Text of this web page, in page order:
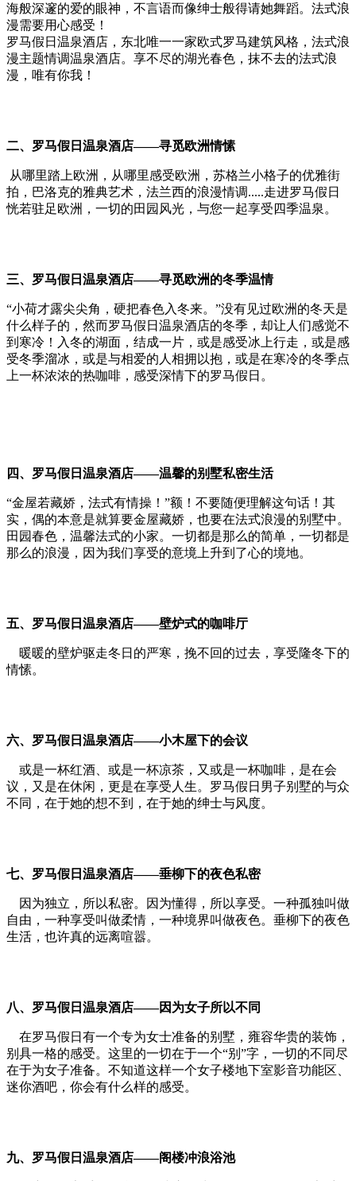
海般深邃的爱的眼神，不言语而像绅士般得请她舞蹈。法式浪
漫需要用心感受！
罗马假日温泉酒店，东北唯一一家欧式罗马建筑风格，法式浪
漫主题情调温泉酒店。享不尽的湖光春色，抹不去的法式浪
漫，唯有你我！
二、 罗马假日温泉酒店——寻觅欧洲情愫
从哪里踏上欧洲，从哪里感受欧洲，苏格兰小格子的优雅街
拍，巴洛克的雅典艺术，法兰西的浪漫情调.....走进罗马假日
恍若驻足欧洲，一切的田园风光，与您一起享受四季温泉。
三、 罗马假日温泉酒店——寻觅欧洲的冬季温情
“小荷才露尖尖角，硬把春色入冬来。”没有见过欧洲的冬天是
什么样子的，然而罗马假日温泉酒店的冬季，却让人们感觉不
到寒冷！入冬的湖面，结成一片，或是感受冰上行走，或是感
受冬季溜冰，或是与相爱的人相拥以抱，或是在寒冷的冬季点
上一杯浓浓的热咖啡，感受深情下的罗马假日。
四、 罗马假日温泉酒店——温馨的别墅私密生活
“金屋若藏娇，法式有情操！”额！不要随便理解这句话！其
实，偶的本意是就算要金屋藏娇，也要在法式浪漫的别墅中。
田园春色，温馨法式的小家。一切都是那么的简单，一切都是
那么的浪漫，因为我们享受的意境上升到了心的境地。
五、 罗马假日温泉酒店——壁炉式的咖啡厅
暖暖的壁炉驱走冬日的严寒，挽不回的过去，享受隆冬下的
情愫。
六、 罗马假日温泉酒店——小木屋下的会议
或是一杯红酒、或是一杯凉茶，又或是一杯咖啡，是在会
议，又是在休闲，更是在享受人生。罗马假日男子别墅的与众
不同，在于她的想不到，在于她的绅士与风度。
七、 罗马假日温泉酒店——垂柳下的夜色私密
因为独立，所以私密。因为懂得，所以享受。一种孤独叫做
自由，一种享受叫做柔情，一种境界叫做夜色。垂柳下的夜色
生活，也许真的远离喧嚣。
八、 罗马假日温泉酒店——因为女子所以不同
在罗马假日有一个专为女士准备的别墅，雍容华贵的装饰，
别具一格的感受。这里的一切在于一个“别”字，一切的不同尽
在于为女子准备。不知道这样一个女子楼地下室影音功能区、
迷你酒吧，你会有什么样的感受。
九、 罗马假日温泉酒店——阁楼冲浪浴池